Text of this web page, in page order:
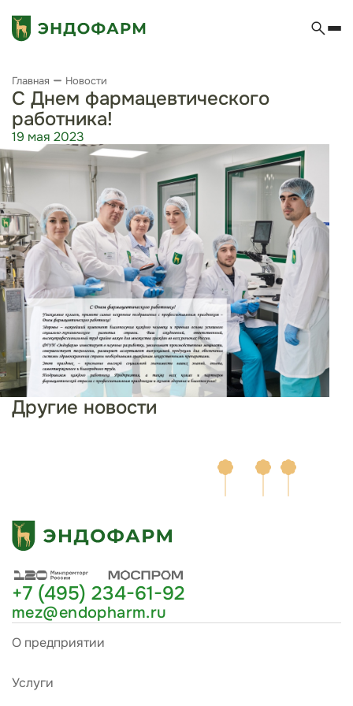
Главная Новости
С Днем фармацевтического
работника!
19 мая 2023
Другие новости
+7 (495) 234-61-92
mez@endopharm.ru
О предприятии
Услуги